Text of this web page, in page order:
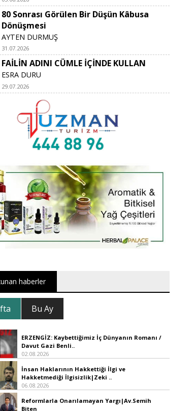
80 Sonrası Görülen Bir Düşün Kâbusa
Dönüşmesi
AYTEN DURMUŞ
31.07.2026
FAİLİN ADINI CÜMLE İÇİNDE KULLAN
ESRA DURU
29.07.2026
haberler
Bu Ay
ERZENGİZ: Kaybettiğimiz İç Dünyanın Romanı /
Davut Gazi Benli..
02.08.2026
İnsan Haklarının Hakkettiği İlgi ve
Hakketmediği İlgisizlik|Zeki ..
06.08.2026
Reformlarla Onarılamayan Yargı|Av.Semih
Biten